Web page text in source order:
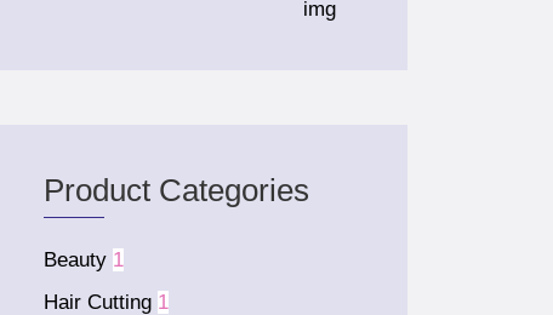
Product Categories
Beauty 1
Hair Cutting 1